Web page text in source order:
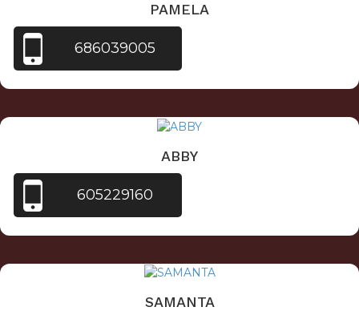
PAMELA
686039005
ABBY
605229160
SAMANTA